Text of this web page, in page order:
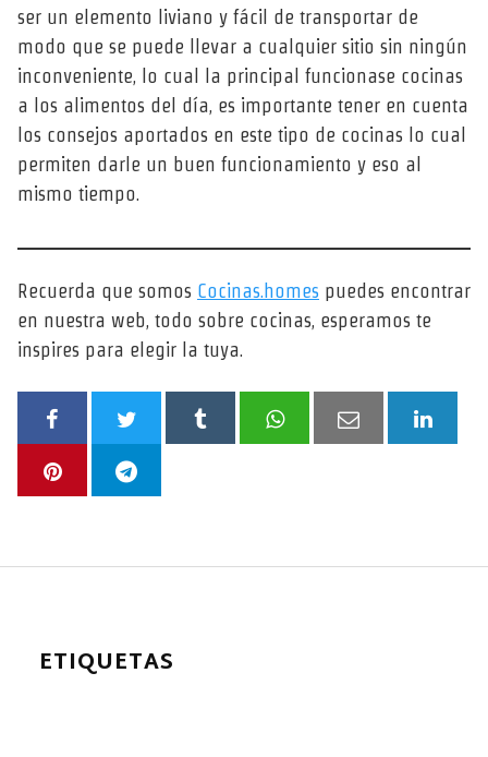
ser un elemento liviano y fácil de transportar de
modo que se puede llevar a cualquier sitio sin ningún
inconveniente, lo cual la principal funcionase cocinas
a los alimentos del día, es importante tener en cuenta
los consejos aportados en este tipo de cocinas lo cual
permiten darle un buen funcionamiento y eso al
mismo tiempo.
Recuerda que somos Cocinas.homes puedes encontrar
en nuestra web, todo sobre cocinas, esperamos te
inspires para elegir la tuya.
ETIQUETAS